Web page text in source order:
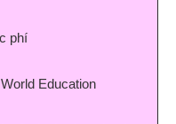
phí
Education